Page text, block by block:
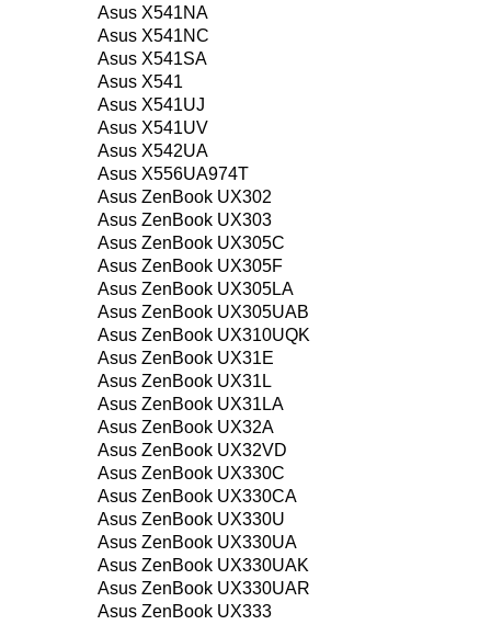
Asus X541NA
Asus X541NC
Asus X541SA
Asus X541
Asus X541UJ
Asus X541UV
Asus X542UA
Asus X556UA974T
Asus ZenBook UX302
Asus ZenBook UX303
Asus ZenBook UX305C
Asus ZenBook UX305F
Asus ZenBook UX305LA
Asus ZenBook UX305UAB
Asus ZenBook UX310UQK
Asus ZenBook UX31E
Asus ZenBook UX31L
Asus ZenBook UX31LA
Asus ZenBook UX32A
Asus ZenBook UX32VD
Asus ZenBook UX330C
Asus ZenBook UX330CA
Asus ZenBook UX330U
Asus ZenBook UX330UA
Asus ZenBook UX330UAK
Asus ZenBook UX330UAR
Asus ZenBook UX333